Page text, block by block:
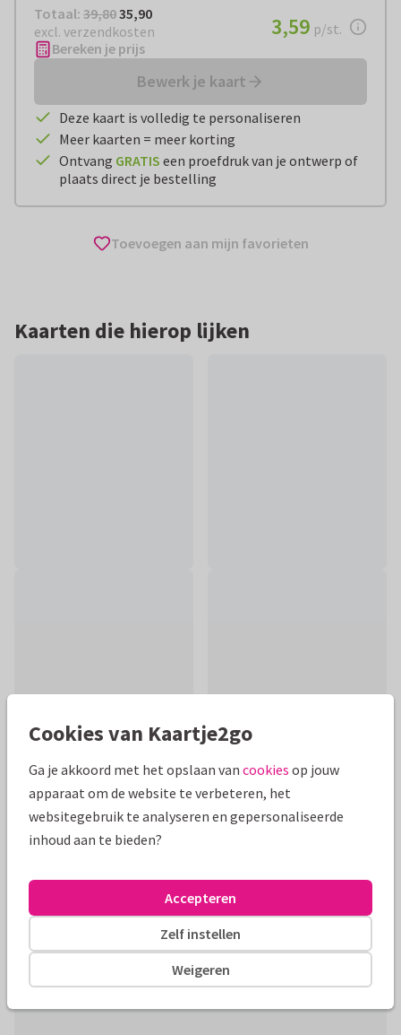
Totaal: € 35,90
Totaal: 39,8035,90
excl. verzendkosten
€ 3,59per stuk
3,59 p/st.
Bereken je prijs
Bewerk je kaart
Deze kaart is volledig te personaliseren
Meer kaarten = meer korting
Ontvang GRATIS een proefdruk van je ontwerp of
plaats direct je bestelling
Toevoegen aan mijn favorieten
Kaarten die hierop lijken
Mooie extra's bij je kaart
Cookies van Kaartje2go
Ga je akkoord met het opslaan van cookies op jouw
apparaat om de website te verbeteren, het
websitegebruik te analyseren en gepersonaliseerde
inhoud aan te bieden?
Weigeren
Zelf instellen
Accepteren